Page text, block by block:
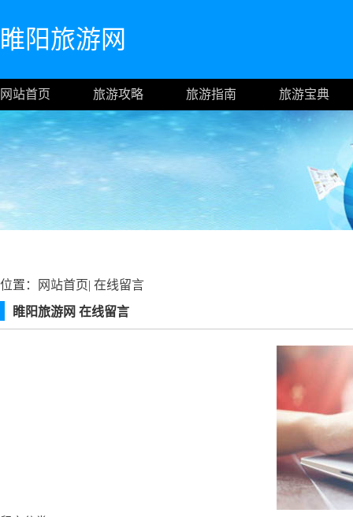
睢阳旅游网
网站首页 旅游攻略 旅游指南 旅游宝典
位置： 网站首页| 在线留言
睢阳旅游网 在线留言